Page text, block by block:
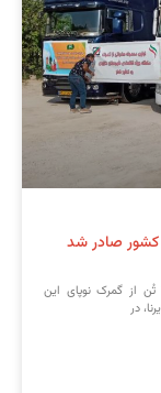
کشور صادر شد
نخستین محموله محصولات تولیدی کازرون به ظرفیت ۷۵ تُن از گمرک نوپای این
در